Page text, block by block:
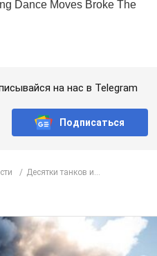
на нас в Telegram
Подписаться
Десятки танков и...